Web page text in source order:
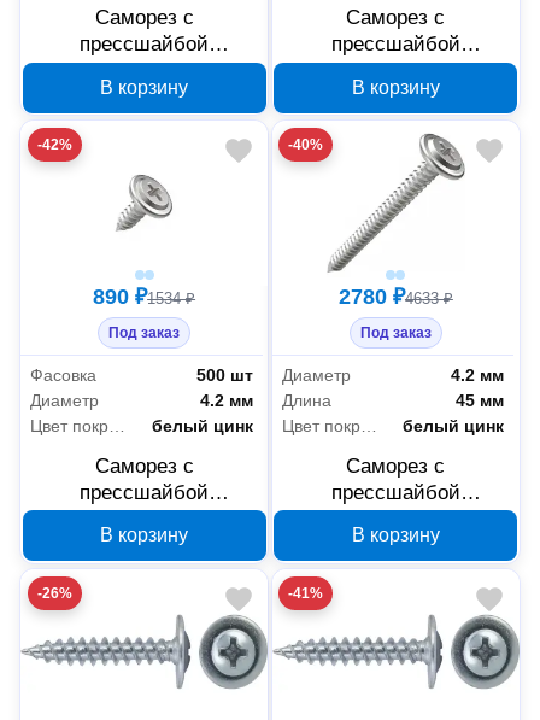
Саморез с
прессшайбой
ГОСТ 4,2x25 500 шт
PR17.00337
В корзину
Саморез с
прессшайбой
ГОСТ 4,2x16 500 шт
PR17.00329
В корзину
-42%
890 ₽1534 ₽
Под заказ
Фасовка
500 шт
Диаметр
4.2 мм
белый цинк
Саморез с
прессшайбой
ГОСТ 4,2x13 500 шт
PR17.00323
В корзину
-40%
2780 ₽4633 ₽
Под заказ
Диаметр
4.2 мм
Длина
45 мм
Цвет покрытия
белый цинк
Саморез с
прессшайбой
ГОСТ 4,2x45 1000 шт
PR17.00355
В корзину
-26% -41%